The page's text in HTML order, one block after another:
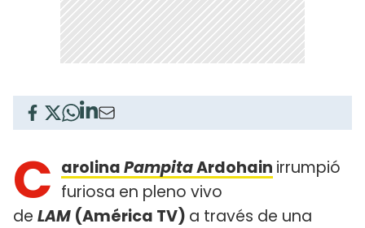
C arolinaPampitaArdohain irrumpió
furiosa en pleno vivo
de LAM (América TV) a través de una